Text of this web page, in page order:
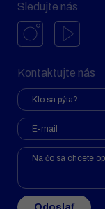
Sledujte nás
Kontaktujte nás